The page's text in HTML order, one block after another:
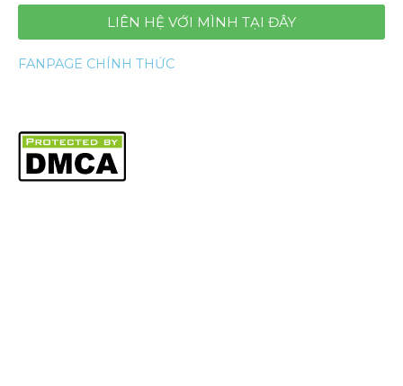
LIÊN HỆ VỚI MÌNH TẠI ĐÂY
FANPAGE CHÍNH THỨC